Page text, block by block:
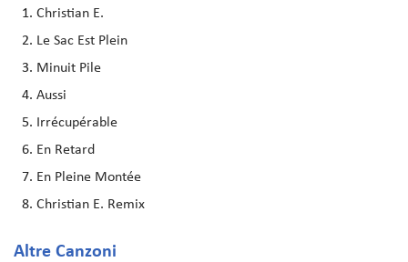
Christian E.
Le Sac Est Plein
Minuit Pile
Aussi
Irrécupérable
En Retard
En Pleine Montée
Christian E. Remix
Altre Canzoni